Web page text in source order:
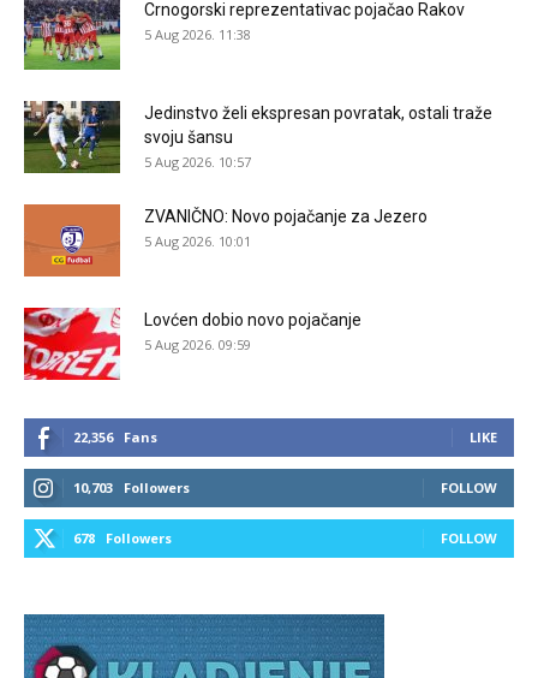
Crnogorski reprezentativac pojačao Rakov
5 Aug 2026. 11:38
Jedinstvo želi ekspresan povratak, ostali traže
svoju šansu
5 Aug 2026. 10:57
ZVANIČNO: Novo pojačanje za Jezero
5 Aug 2026. 10:01
Lovćen dobio novo pojačanje
5 Aug 2026. 09:59
22,356 Fans LIKE
10,703 Followers FOLLOW
678 Followers FOLLOW